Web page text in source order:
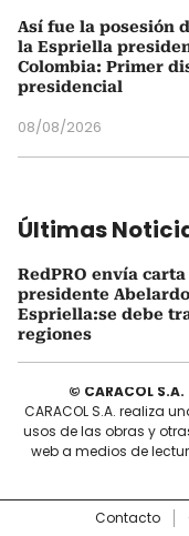
Así fue la posesión
la Espriella
Colombia: Primer
presidencial
08/08/2026
Últimas
RedPRO envía
presidente
Espriella:se debe
regiones
© CARACOL
CARACOL S.A. realiza
usos de las obras y
web a medios de
Contacto